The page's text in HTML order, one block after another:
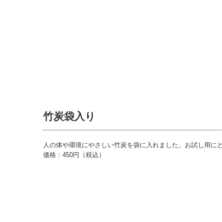
竹炭袋入り
人の体や環境にやさしい竹炭を袋に入れました。お試し用に
価格：450円（税込）